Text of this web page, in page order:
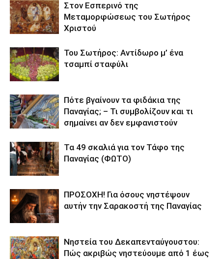
Στον Εσπερινό της
Μεταμορφώσεως του Σωτήρος
Χριστού
Του Σωτήρος: Αντίδωρο μ’ ένα
τσαμπί σταφύλι
Πότε βγαίνουν τα φιδάκια της
Παναγίας; – Τι συμβολίζουν και τι
σημαίνει αν δεν εμφανιστούν
Τα 49 σκαλιά για τον Τάφο της
Παναγίας (ΦΩΤΟ)
ΠΡΟΣΟΧΗ! Για όσους νηστέψουν
αυτήν την Σαρακοστή της Παναγίας
Νηστεία του Δεκαπενταύγουστου:
Πώς ακριβώς νηστεύουμε από 1 έως